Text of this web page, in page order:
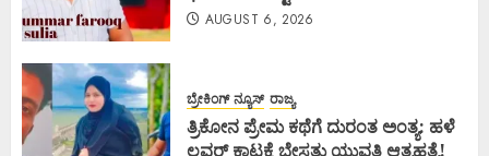
AUGUST 6, 2026
ಬ್ರೇಕಿಂಗ್ ನ್ಯೂಸ್ ರಾಜ್ಯ
ತ್ರಿಕೋನ ಪ್ರೇಮ ಕಥೆಗೆ ದುರಂತ ಅಂತ್ಯ: ಹಳೆ
ಲವರ್ ಕಾಟಕ್ಕೆ ಬೇಸತ್ತು ಯುವತಿ ಆತ್ಮಹತ್ಯೆ!